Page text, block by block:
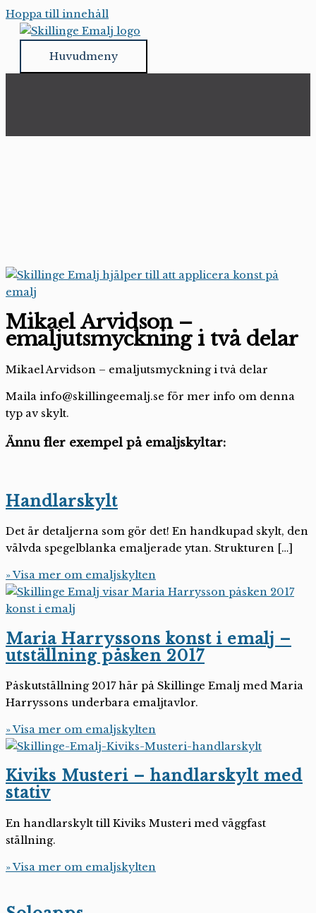
Hoppa till innehåll
Huvudmeny
Mikael Arvidson –
emaljutsmyckning i två delar
Mikael Arvidson – emaljutsmyckning i två delar
Maila info@skillingeemalj.se för mer info om denna
typ av skylt.
Ännu fler exempel på emaljskyltar:
Handlarskylt
Det är detaljerna som gör det! En handkupad skylt, den
välvda spegelblanka emaljerade ytan. Strukturen […]
» Visa mer om emaljskylten
Maria Harryssons konst i emalj –
utställning påsken 2017
Påskutställning 2017 här på Skillinge Emalj med Maria
Harryssons underbara emaljtavlor.
» Visa mer om emaljskylten
Kiviks Musteri – handlarskylt med
stativ
En handlarskylt till Kiviks Musteri med väggfast
ställning.
» Visa mer om emaljskylten